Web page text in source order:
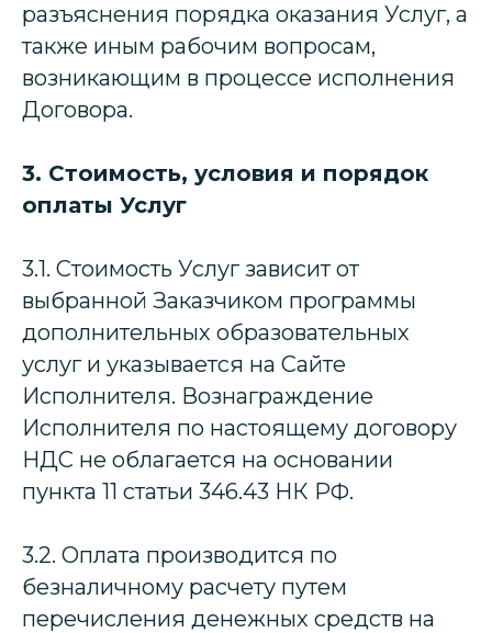
разъяснения порядка оказания Услуг, а
также иным рабочим вопросам,
возникающим в процессе исполнения
Договора.
3. Стоимость, условия и порядок
оплаты Услуг
3.1. Стоимость Услуг зависит от
выбранной Заказчиком программы
дополнительных образовательных
услуг и указывается на Сайте
Исполнителя. Вознаграждение
Исполнителя по настоящему договору
НДС не облагается на основании
пункта 11 статьи 346.43 НК РФ.
3.2. Оплата производится по
безналичному расчету путем
перечисления денежных средств на